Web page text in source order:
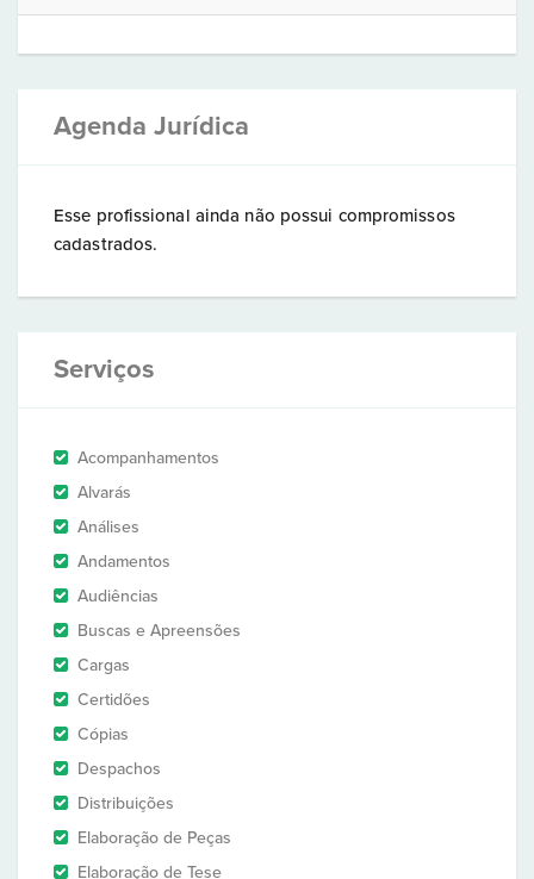
Agenda Jurídica
Esse profissional ainda não possui compromissos
cadastrados.
Serviços
Acompanhamentos
Alvarás
Análises
Andamentos
Audiências
Buscas e Apreensões
Cargas
Certidões
Cópias
Despachos
Distribuições
Elaboração de Peças
Elaboração de Tese